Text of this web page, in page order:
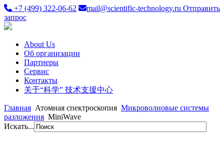
+7 (499) 322-06-62 mail@scientific-technology.ru Отправить
запрос
About Us
Об организации
Партнеры
Сервис
Контакты
关于“科学” 技术支援中心
Главная Атомная спектроскопия Микроволновые системы
разложения MiniWave
Искать...